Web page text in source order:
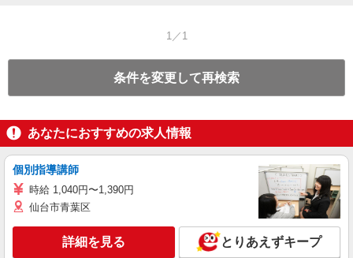
1／1
条件を変更して再検索
あなたにおすすめの求人情報
個別指導講師
時給 1,040円〜1,390円
仙台市青葉区
詳細を見る とりあえずキープ